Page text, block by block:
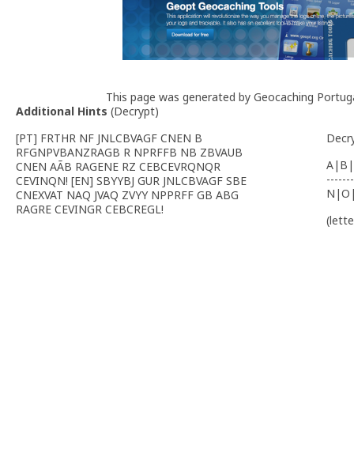
This page was generated by Geocaching
Additional Hints (Decrypt)
[PT] FRTHR NF JNLCBVAGF CNEN B
RFGNPVBANZRAGB R NPRFFB NB ZBVAUB
CNEN AÃB RAGENE RZ CEBCEVRQNQR
CEVINQN! [EN] SBYYBJ GUR JNLCBVAGF SBE
CNEXVAT NAQ JVAQ ZVYY NPPRFF GB ABG
RAGRE CEVINGR CEBCREGL!